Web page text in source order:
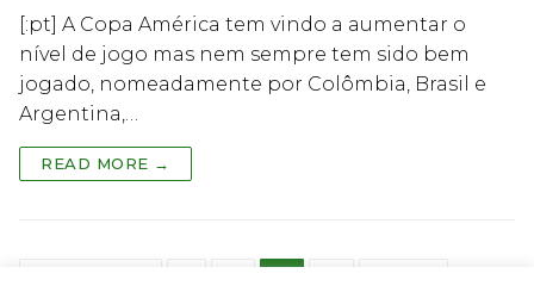
[:pt] A Copa América tem vindo a aumentar o
nível de jogo mas nem sempre tem sido bem
jogado, nomeadamente por Colômbia, Brasil e
Argentina,…
READ MORE →
Paginação